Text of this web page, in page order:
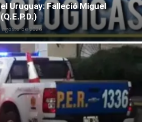
Uruguay: Falleció Miguel
agosto de 2026